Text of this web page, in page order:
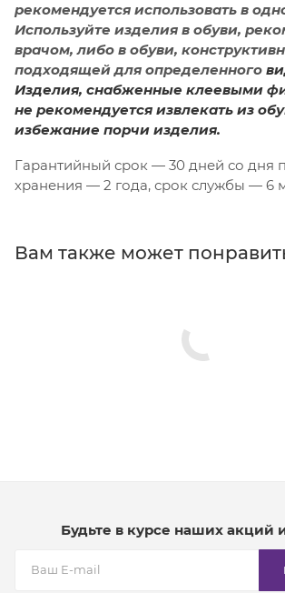
рекомендуется использовать в
Используйте изделия в обуви,
врачом, либо в обуви,
подходящей для определенного
Изделия, снабженные клеевыми
не рекомендуется извлекать из
избежание порчи изделия.
Гарантийный срок — 30 дней со дня
хранения — 2 года, срок службы — 6
Вам также может
Будьте в курсе наших акций